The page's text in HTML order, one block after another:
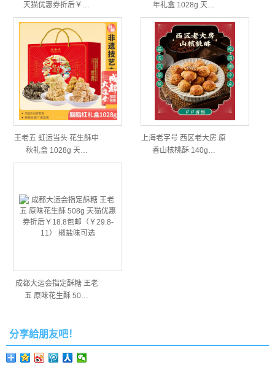
天猫优惠券折后￥…
年礼盒 1028g 天…
王老五 虹运当头 花生酥中
秋礼盒 1028g 天…
上海老字号 西区老大房 原
香山核桃酥 140g…
成都大运会指定酥糖 王老
五 原味花生酥 50…
分享給朋友吧！